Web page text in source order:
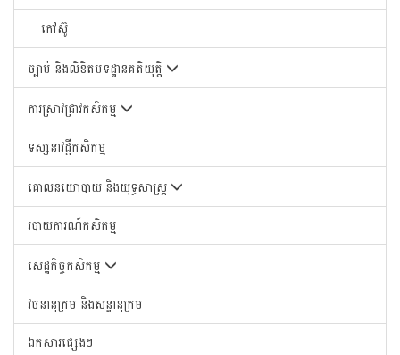
កៅស៊ូ
ច្បាប់ និងលិខិតបទដ្ឋានគតិយុត្តិ
ការស្រាវជ្រាវកសិកម្ម
ទស្សនាវដ្តីកសិកម្ម
គោលនយោបាយ និងយុទ្ធសាស្រ្ត
របាយការណ៍កសិកម្ម
សេដ្ឋកិច្ចកសិកម្ម
វចនានុក្រម និងសន្ទានុក្រម
ឯកសារផ្សេងៗ